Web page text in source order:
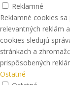
Reklamné
Reklamné cookies
relevantných reklám
cookies sledujú
stránkach a
prispôsobených
Ostatné